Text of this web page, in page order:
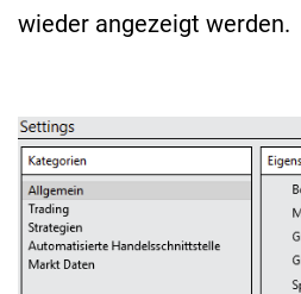
wieder angezeigt werden.